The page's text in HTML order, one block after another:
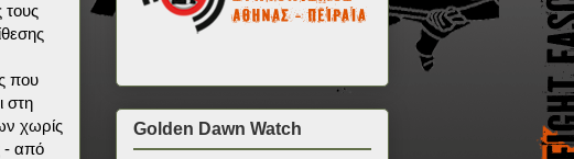
τους
που
στη
χωρίς
- από
Golden Dawn Watch